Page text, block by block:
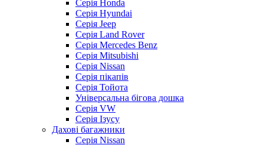
Серія Honda
Серія Hyundai
Серія Jeep
Серія Land Rover
Серія Mercedes Benz
Серія Mitsubishi
Серія Nissan
Серія пікапів
Серія Тойота
Універсальна бігова дошка
Серія VW
Серія Ізусу
Дахові багажники
Серія Nissan